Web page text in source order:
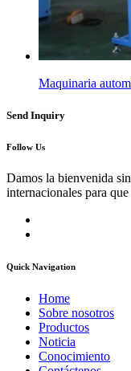
Maquinaria
Send Inquiry
Follow Us
Damos la bienvenida
internacionales para
Quick Navigation
Home
Sobre nosotros
Productos
Noticia
Conocimiento